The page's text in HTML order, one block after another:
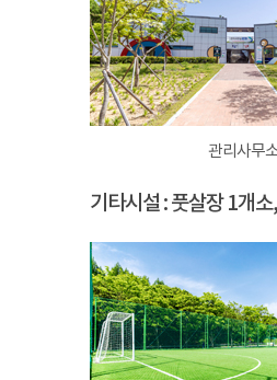
관리사무
기타시설 : 풋살장 1개